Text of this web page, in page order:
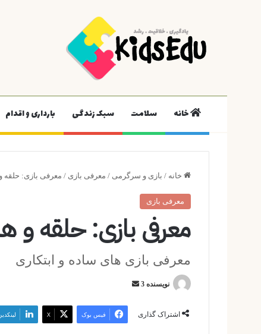
خانه سلامت سبک زندگی بارداری و اقدام
خانه / بازی و سرگرمی / معرفی بازی / معرفی بازی: حلقه
معرفی بازی
معرفی بازی: حلقه
معرفی بازی های ساده و ابتکاری
نویسنده 3
ارسال
اشتراک گذاری فیس بوک X